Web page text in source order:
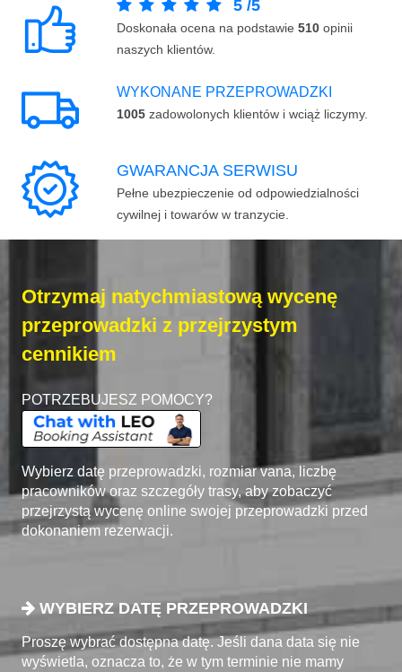
5 /5
Doskonała ocena na podstawie 510 opinii
naszych klientów.
WYKONANE PRZEPROWADZKI
1005 zadowolonych klientów i wciąż liczymy.
GWARANCJA SERWISU
Pełne ubezpieczenie od odpowiedzialności
cywilnej i towarów w tranzycie.
Otrzymaj natychmiastową wycenę
przeprowadzki z przejrzystym
cennikiem
POTRZEBUJESZ POMOCY?
Wybierz datę przeprowadzki, rozmiar vana, liczbę
pracowników oraz szczegóły trasy, aby zobaczyć
przejrzystą wycenę online swojej przeprowadzki przed
dokonaniem rezerwacji.
WYBIERZ DATĘ PRZEPROWADZKI
Proszę wybrać dostępna datę. Jeśli dana data się nie
wyświetla, oznacza to, że w tym terminie nie mamy